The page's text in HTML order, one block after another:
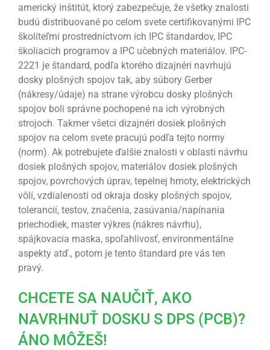
americký inštitút, ktorý zabezpečuje, že všetky znalosti
budú distribuované po celom svete certifikovanými IPC
školiteľmi prostredníctvom ich IPC štandardov, IPC
školiacich programov a IPC učebných materiálov. IPC-
2221 je štandard, podľa ktorého dizajnéri navrhujú
dosky plošných spojov tak, aby súbory Gerber
(nákresy/údaje) na strane výrobcu dosky plošných
spojov boli správne pochopené na ich výrobných
strojoch. Takmer všetci dizajnéri dosiek plošných
spojov na celom svete pracujú podľa tejto normy
(norm). Ak potrebujete ďalšie znalosti v oblasti návrhu
dosiek plošných spojov, materiálov dosiek plošných
spojov, povrchových úprav, tepelnej hmoty, elektrických
vôlí, vzdialenosti od okraja dosky plošných spojov,
tolerancií, testov, značenia, zasúvania/napínania
priechodiek, master výkres (nákres návrhu),
spájkovacia maska, spoľahlivosť, environmentálne
aspekty atď., potom je tento štandard pre vás ten
pravý.
CHCETE SA NAUČIŤ, AKO
NAVRHNUŤ DOSKU S DPS (PCB)?
ÁNO MÔŽEŠ!